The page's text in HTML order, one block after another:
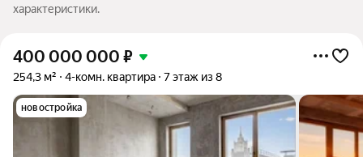
характеристики.
400 000 000 ₽
254,3 м² 4-комн. квартира 7 этаж из 8
новостройка